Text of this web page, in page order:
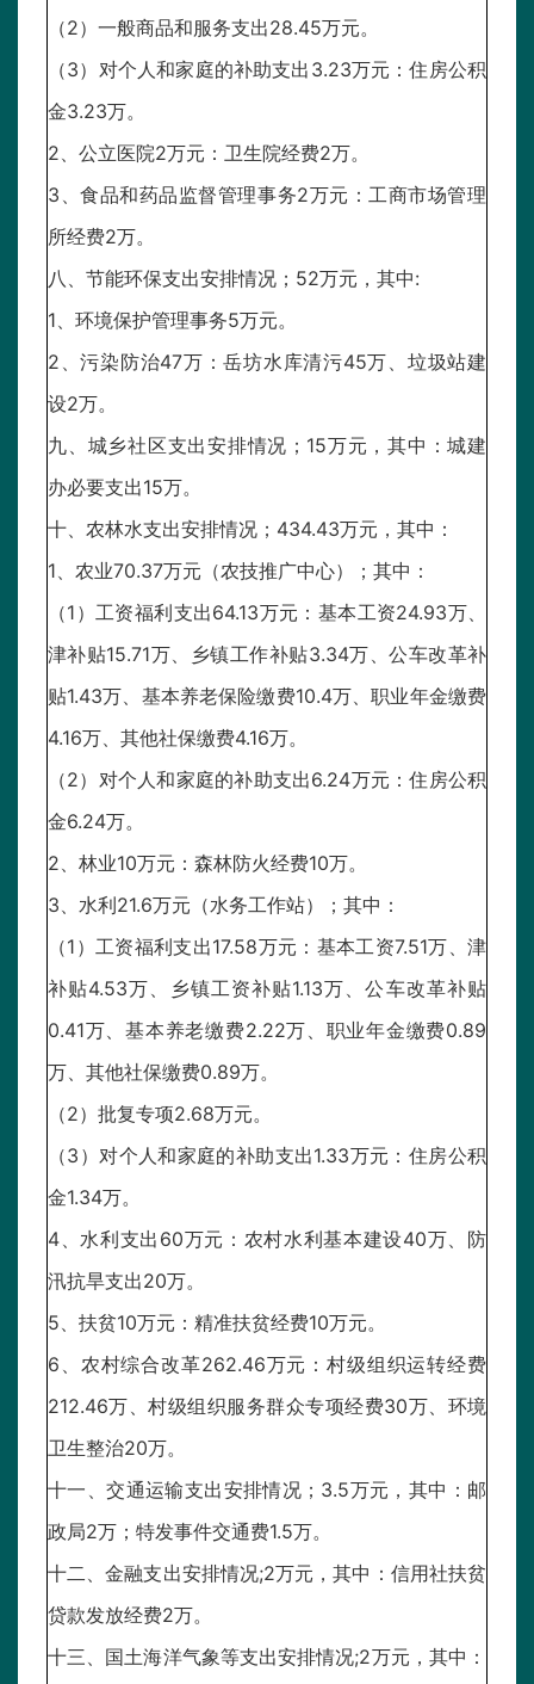
（2）一般商品和服务支出28.45万元。
（3）对个人和家庭的补助支出3.23万元：住房公积
金3.23万。
2、公立医院2万元：卫生院经费2万。
3、食品和药品监督管理事务2万元：工商市场管理
所经费2万。
八、节能环保支出安排情况；52万元，其中:
1、环境保护管理事务5万元。
2、污染防治47万：岳坊水库清污45万、垃圾站建
设2万。
九、城乡社区支出安排情况；15万元，其中：城建
办必要支出15万。
十、农林水支出安排情况；434.43万元，其中：
1、农业70.37万元（农技推广中心）；其中：
（1）工资福利支出64.13万元：基本工资24.93万、
津补贴15.71万、乡镇工作补贴3.34万、公车改革补
贴1.43万、基本养老保险缴费10.4万、职业年金缴费
4.16万、其他社保缴费4.16万。
（2）对个人和家庭的补助支出6.24万元：住房公积
金6.24万。
2、林业10万元：森林防火经费10万。
3、水利21.6万元（水务工作站）；其中：
（1）工资福利支出17.58万元：基本工资7.51万、津
补贴4.53万、乡镇工资补贴1.13万、公车改革补贴
0.41万、基本养老缴费2.22万、职业年金缴费0.89
万、其他社保缴费0.89万。
（2）批复专项2.68万元。
（3）对个人和家庭的补助支出1.33万元：住房公积
金1.34万。
4、水利支出60万元：农村水利基本建设40万、防
汛抗旱支出20万。
5、扶贫10万元：精准扶贫经费10万元。
6、农村综合改革262.46万元：村级组织运转经费
212.46万、村级组织服务群众专项经费30万、环境
卫生整治20万。
十一、交通运输支出安排情况；3.5万元，其中：邮
政局2万；特发事件交通费1.5万。
十二、金融支出安排情况;2万元，其中：信用社扶贫
贷款发放经费2万。
十三、国土海洋气象等支出安排情况;2万元，其中：